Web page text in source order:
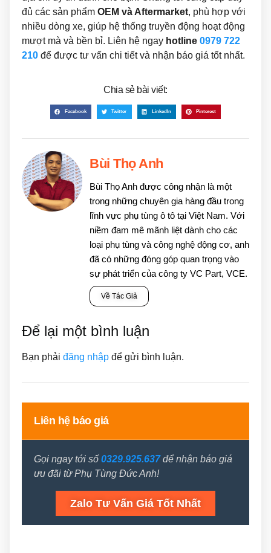
đủ các sản phẩm OEM và Aftermarket, phù hợp với
nhiều dòng xe, giúp hệ thống truyền động hoạt động
mượt mà và bền bỉ. Liên hệ ngay hotline 0979 722
210 để được tư vấn chi tiết và nhận báo giá tốt nhất.
Chia sẻ bài viết:
Facebook Twitter LinkedIn Pinterest
Bùi Thọ Anh
Bùi Thọ Anh được công nhận là một
trong những chuyên gia hàng đầu trong
lĩnh vực phụ tùng ô tô tại Việt Nam. Với
niềm đam mê mãnh liệt dành cho các
loại phụ tùng và công nghệ động cơ, anh
đã có những đóng góp quan trọng vào
sự phát triển của công ty VC Part, VCE.
Về Tác Giả
Để lại một bình luận
Bạn phải đăng nhập để gửi bình luận.
Liên hệ báo giá
Gọi ngay tới số 0329.925.637để nhận báo giá
ưu đãi từ Phụ Tùng Đức Anh!
Zalo Tư Vấn Giá Tốt Nhất